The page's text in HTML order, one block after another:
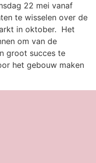
22 mei vanaf
te wisselen over de
in oktober. Het
om van de
groot succes te
het gebouw maken